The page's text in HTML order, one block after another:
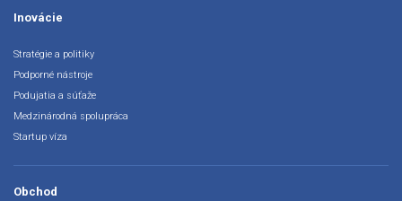
Inovácie
Stratégie a politiky
Podporné nástroje
Podujatia a súťaže
Medzinárodná spolupráca
Startup víza
Obchod